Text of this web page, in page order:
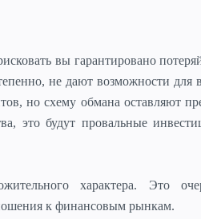
вы гарантировано
не дают возможности для
но схему обмана оставляют
это будут провальные
характера. Это
к финансовым рынкам.